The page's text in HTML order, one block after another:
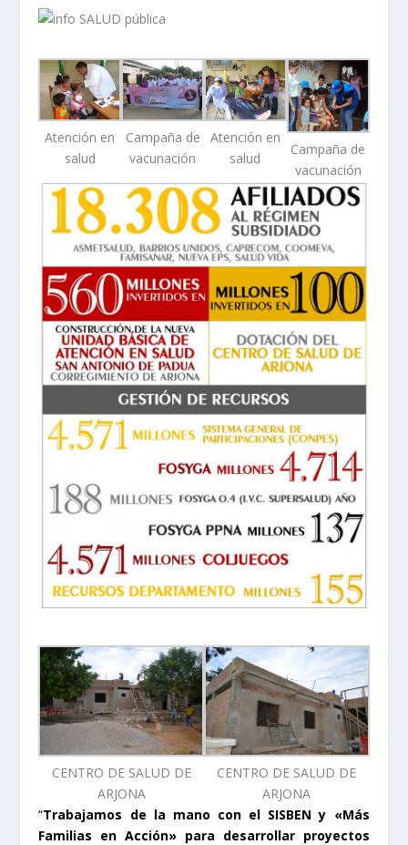
Atención en
salud
Campaña de
vacunación
Atención en
salud
Campaña de
vacunación
CENTRO DE SALUD DE
ARJONA
CENTRO DE SALUD DE
ARJONA
“Trabajamos de la mano con el SISBEN y «Más
Familias en Acción» para desarrollar proyectos